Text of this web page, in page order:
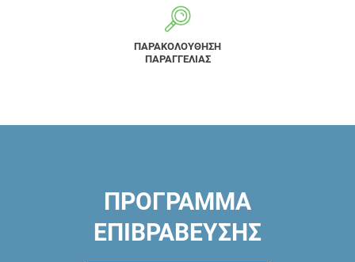
ΠΑΡΑΚΟΛΟΥΘΗΣΗ
ΠΑΡΑΓΓΕΛΙΑΣ
ΠΡΟΓΡΑΜΜΑ
ΕΠΙΒΡΑΒΕΥΣΗΣ